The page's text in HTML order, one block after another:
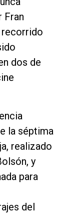
Fran
recorrido
dos de
la séptima
realizado
y
para
del